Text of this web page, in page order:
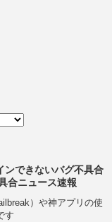
ンできないバグ不具合
合ニュース速報
）や神アプリの使
す